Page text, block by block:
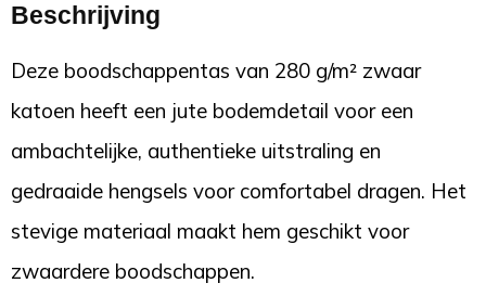
Beschrijving
Deze boodschappentas van 280 g/m² zwaar
katoen heeft een jute bodemdetail voor een
ambachtelijke, authentieke uitstraling en
gedraaide hengsels voor comfortabel dragen. Het
stevige materiaal maakt hem geschikt voor
zwaardere boodschappen.